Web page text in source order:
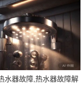
水器故障,热水器故障解